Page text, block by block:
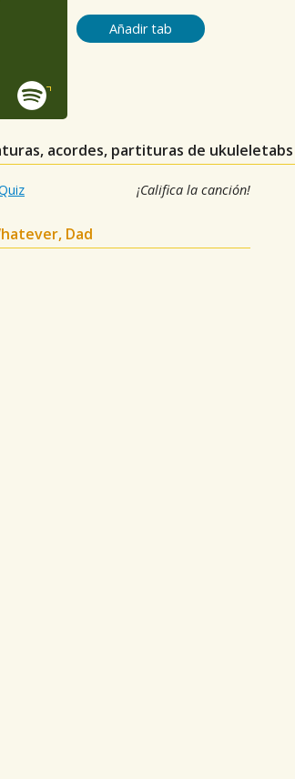
Añadir tab
acordes, partituras de ukuleletabs
¡Califica la canción!
Dad